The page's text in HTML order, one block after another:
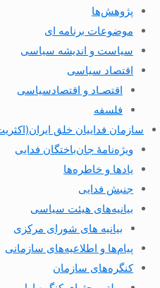
پژوهش‌ها
موضوعات برنامه ای
سیاست و اندیشه سیاسی
اقتصاد سیاسی
اقتصـاد و اقتصاد‌سیاسی
فلسفه
سازمان فداییان خلق
ویژه‌نامهٔ جان‌باختگان فدایی
یادها و خاطره‌ها
جنبش فدایی
بیانیه‌های هیئت سیاسی
بیانیه های شورای مرکزی
پیام‌ها و اطلاعیه‌های سازمانی
کنگره‌های سازمان